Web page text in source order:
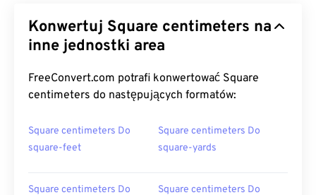
Konwertuj Square centimeters na
inne jednostki area
FreeConvert.com potrafi konwertować Square
centimeters do następujących formatów:
Square centimeters Do
square-feet
Square centimeters Do
square-yards
Square centimeters Do
Square centimeters Do